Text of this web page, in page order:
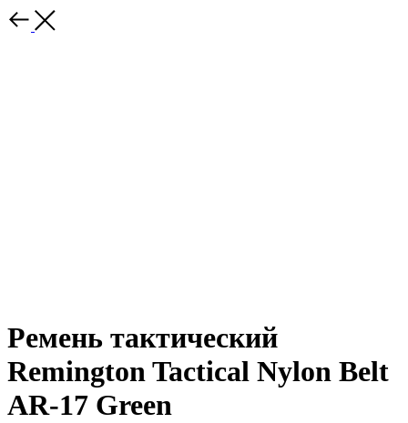
Ремень тактический
Remington Tactical Nylon Belt
AR-17 Green